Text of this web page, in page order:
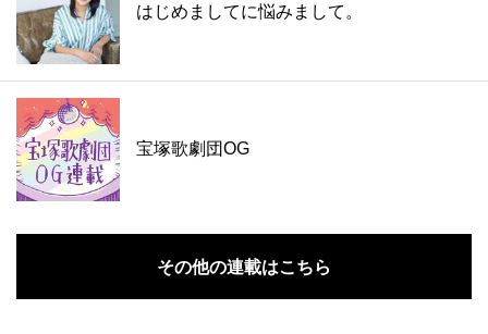
はじめましてに悩みまして。
宝塚歌劇団OG
その他の連載はこちら